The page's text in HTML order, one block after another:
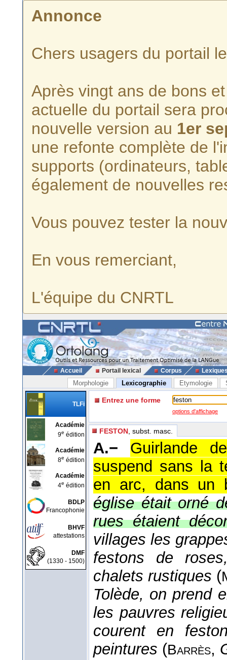
Annonce
Chers usagers du portail
Après vingt ans de bons
actuelle du portail sera
nouvelle version au 1er
une refonte complète de
supports (ordinateurs,
également de nouvelles
Vous pouvez tester la
En vous remerciant,
L'équipe du CNRTL
Accueil Portail lexical Corpus
Morphologie Lexicographie Etymologie
TLFi
Académie
9e édition
Académie
8e édition
Académie
4e édition
BDLP
Francophonie
BHVF
attestations
DMF
(1330 - 1500)
Entrez une forme
options d'affichage
FESTON , subst. masc.
A.−
Guirlande
suspend sans la
en arc, dans un
église était orné
rues étaient
villages les
festons de
chalets rustiques (
Tolède, on prend
les pauvres
courent en
peintures (Barrès,